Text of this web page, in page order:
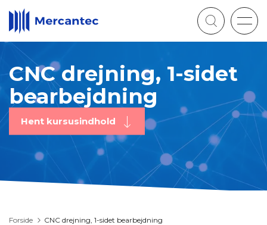
CNC drejning, 1-sidet
bearbejdning
Hent kursusindhold
Forside CNC drejning, 1-sidet bearbejdning